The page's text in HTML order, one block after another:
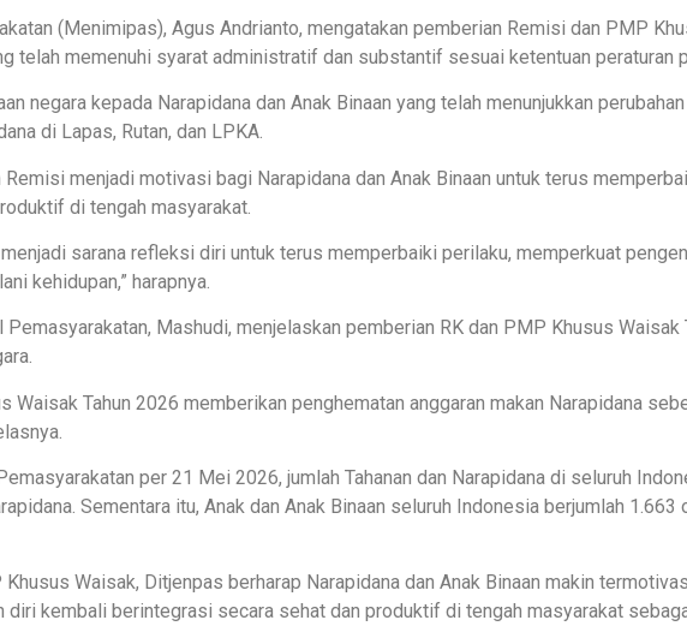
(Menimipas), Agus Andrianto, mengatakan pemberian Remisi dan PMP
telah memenuhi syarat administratif dan substantif sesuai ketentuan peraturan
negara kepada Narapidana dan Anak Binaan yang telah menunjukkan
di Lapas, Rutan, dan LPKA.
menjadi motivasi bagi Narapidana dan Anak Binaan untuk terus
di tengah masyarakat.
sarana refleksi diri untuk terus memperbaiki perilaku, memperkuat
kehidupan,” harapnya.
Mashudi, menjelaskan pemberian RK dan PMP Khusus
Waisak Tahun 2026 memberikan penghematan anggaran makan Narapidana
per 21 Mei 2026, jumlah Tahanan dan Narapidana di seluruh
Sementara itu, Anak dan Anak Binaan seluruh Indonesia berjumlah
Waisak, Ditjenpas berharap Narapidana dan Anak Binaan makin
diri kembali berintegrasi secara sehat dan produktif di tengah masyarakat